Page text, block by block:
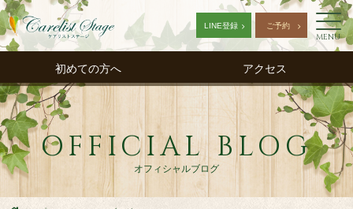
LINE登録 ご予約
MENU
初めての方へ アクセス
OFFICIAL BLOG
オフィシャルブログ